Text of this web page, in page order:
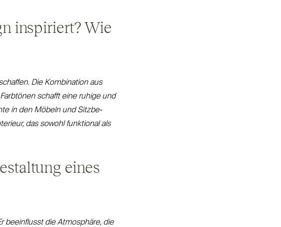
inspiriert? Wie
Die Kom­bination aus
schafft eine ruhige und
in den Möbeln und Sitz­be­
das sowohl funktional als
eines
beeinflusst die Atmosphäre, die